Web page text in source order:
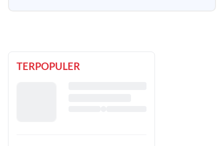
TERPOPULER